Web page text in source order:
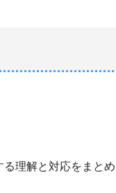
理解と対応をまとめ